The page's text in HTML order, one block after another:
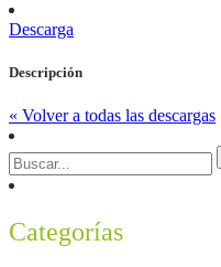
Descarga
Descripción
« Volver a todas las descargas
Categorías